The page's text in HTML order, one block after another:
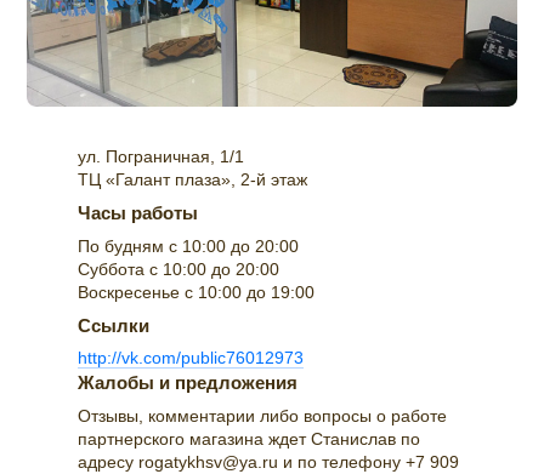
ул. Пограничная, 1/1
ТЦ «Галант плаза», 2-й этаж
Часы работы
По будням с 10:00 до 20:00
Суббота с 10:00 до 20:00
Воскресенье с 10:00 до 19:00
Ссылки
http://vk.com/public76012973
Жалобы и предложения
Отзывы, комментарии либо вопросы о работе
партнерского магазина ждет Станислав по
адресу rogatykhsv@ya.ru и по телефону +7 909